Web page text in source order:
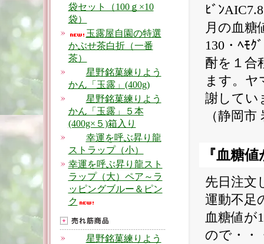
袋セット（100ｇ×10
袋）
玉露屋自園の特選
かぶせ茶白折（一番
茶）
星野銘菓練りよう
かん「玉露」(400g)
星野銘菓練りよう
かん「玉露」５本
(400g×５)箱入り
幸運を呼ぶ昇り龍
ストラップ（小）
幸運を呼ぶ昇り龍スト
ラップ（大）ペア～ラ
ッピングブルー＆ピン
ク
星野銘菓練りよう
ﾋﾞﾝ
月の血糖
130・ﾍﾓ
酎を１合
ます。
謝してい
（静岡市
『血糖
先日注文
運動不足
血糖値が
ので・・